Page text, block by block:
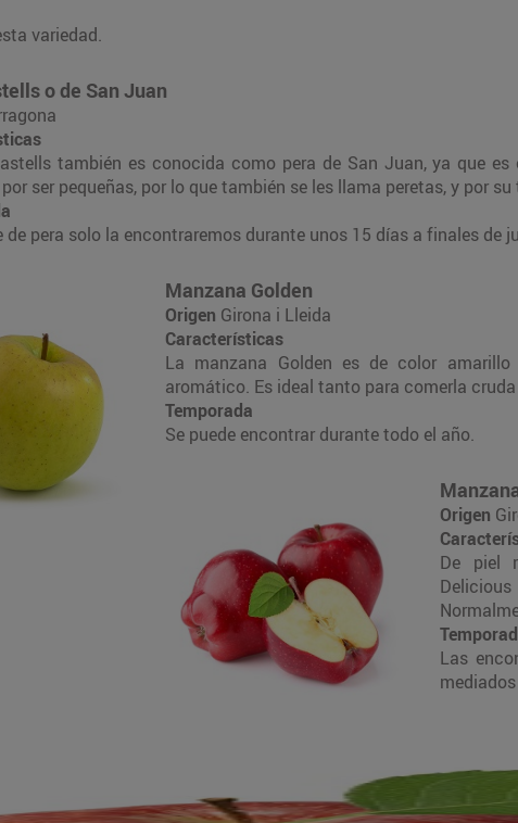
variedad.
o de San Juan
también es conocida como pera de San Juan, ya que
ser pequeñas, por lo que también se les llama peretas, y por
de pera solo la encontraremos durante unos 15 días a finales de
Manzana Golden
Origen Girona i Lleida
Características
La manzana Golden es de color
aromático. Es ideal tanto para comerla
Temporada
Se puede encontrar durante todo el año.
Origen
De piel
Las